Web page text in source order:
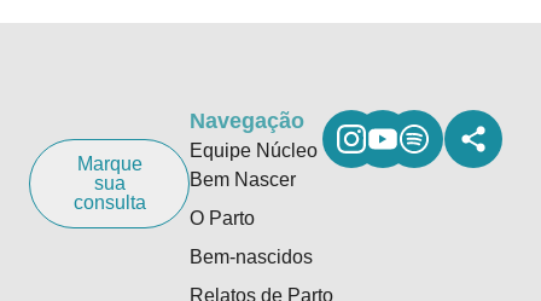
Marque
sua
consulta
Navegação
Equipe Núcleo
Bem Nascer
O Parto
Bem-nascidos
Relatos de Parto